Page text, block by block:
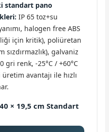
standart pano
IP 65 toz+su
halogen free ABS
için kritik), poliüretan
sızdırmazlık), galvaniz
gri renk, -25°C / +60°C
üretim avantajı ile hızlı
× 19,5 cm Standart